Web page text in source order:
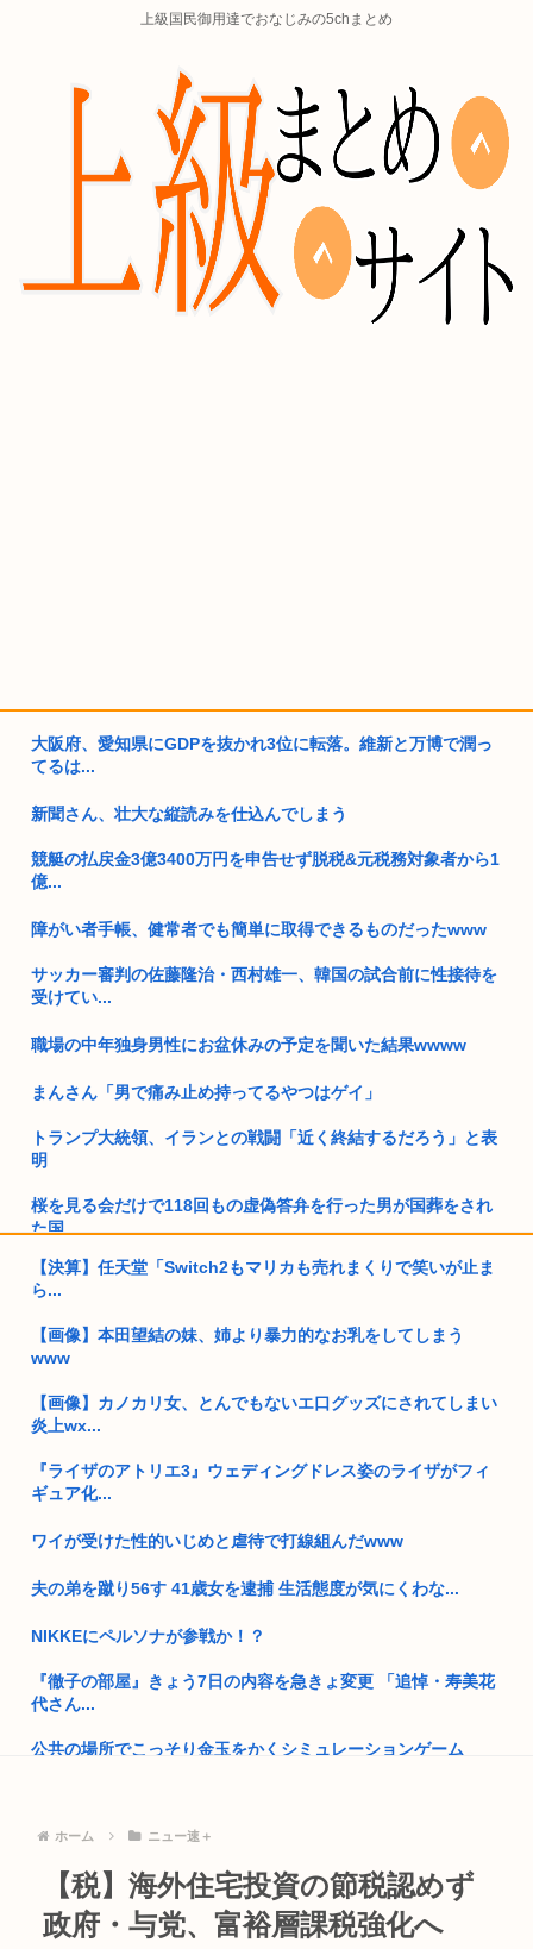
上級国民御用達でおなじみの5chまとめ
大阪府、愛知県にGDPを抜かれ3位に転落。維新と万博で潤っ
てるは...
新聞さん、壮大な縦読みを仕込んでしまう
競艇の払戻金3億3400万円を申告せず脱税&元税務対象者から1
億...
障がい者手帳、健常者でも簡単に取得できるものだったwww
サッカー審判の佐藤隆治・西村雄一、韓国の試合前に性接待を
受けてい...
職場の中年独身男性にお盆休みの予定を聞いた結果wwww
まんさん「男で痛み止め持ってるやつはゲイ」
トランプ大統領、イランとの戦闘「近く終結するだろう」と表
明
桜を見る会だけで118回もの虚偽答弁を行った男が国葬をされ
た国、...
独身女教師(29)「はいはいどうせ私は生き遅れ独身ですよ！(酒
グ...
トランプ「悪夢のオバマ政権！景気が悪いのはオバマのせい」
30すぎて童貞は流石に精神疾患
高市首相が今日8/6に広島で開いた「会見」首相と官邸•広島の
記者...
中国新聞「高市総理は非核三原則堅持をはっきり言わなかっ
入→爆発...
なんで日本って原爆落とされたの？
「ヘイジャップ、お前のとこの学校の先生が児ポ持ってるぞ」
逮...
共産党、1700件もの虚偽の赤旗購読申し込みをした人を偽計業
援しよう...
菅直人元総理、再評価されるwww
【正論】中国政府「日本は原爆の被害者面を辞め、原爆が落と
【決算】任天堂「Switch2もマリカも売れまくりで笑いが止ま
ら...
【画像】本田望結の妹、姉より暴力的なお乳をしてしまう
www
【画像】カノカリ女、とんでもないエ口グッズにされてしまい
炎上wx...
『ライザのアトリエ3』ウェディングドレス姿のライザがフィ
ギュア化...
ワイが受けた性的いじめと虐待で打線組んだwww
夫の弟を蹴り56す 41歳女を逮捕 生活態度が気にくわな...
NIKKEにペルソナが参戦か！？
『徹子の部屋』きょう7日の内容を急きょ変更 「追悼・寿美花
代さん...
公共の場所でこっそり金玉をかくシミュレーションゲーム
るんだｗ...
射殺され死亡したオッサン（60）お母さんが亡くなって狂った
模様
ホーム ニュー速＋
【税】海外住宅投資の節税認めず
政府・与党、富裕層課税強化へ